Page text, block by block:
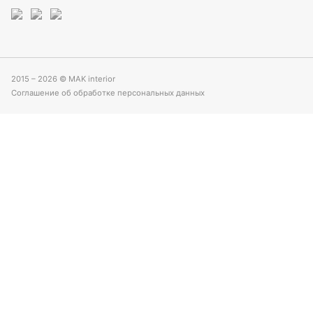
2015 – 2026 © MAK interior
Соглашение об обработке персональных данных